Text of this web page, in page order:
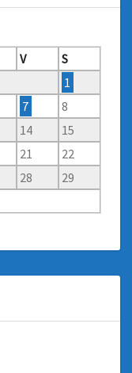
V
S
1
7
8
14
15
21
22
28
29